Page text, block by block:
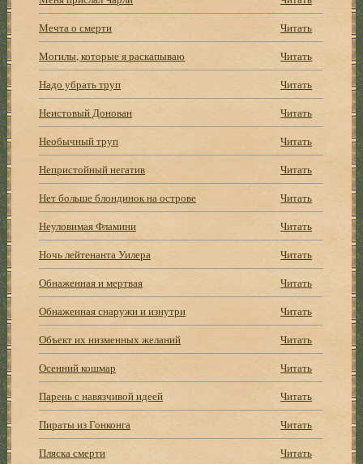
Мечта о смерти
Читать
Могилы, которые я раскапываю
Читать
Надо убрать труп
Читать
Неистовый Донован
Читать
Необычный труп
Читать
Непристойный негатив
Читать
Нет больше блондинок на острове
Читать
Неуловимая Фламини
Читать
Ночь лейтенанта Уилера
Читать
Обнаженная и мертвая
Читать
Обнаженная снаружи и изнутри
Читать
Объект их низменных желаний
Читать
Осенний кошмар
Читать
Парень с навязчивой идеей
Читать
Пираты из Гонконга
Читать
Пляска смерти
Читать